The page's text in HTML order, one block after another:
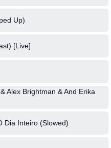
Up)
[Live]
Alex Brightman & And Erika
Dia Inteiro (Slowed)